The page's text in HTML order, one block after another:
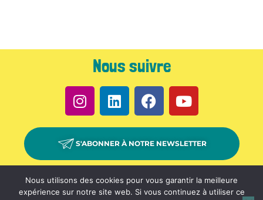
Nous suivre
S'ABONNER À NOTRE NEWSLETTER
PARTENAIRES –CONTACT –ESPACE PRESSE –
Nous utilisons des cookies pour vous garantir la meilleure
expérience sur notre site web. Si vous continuez à utiliser ce